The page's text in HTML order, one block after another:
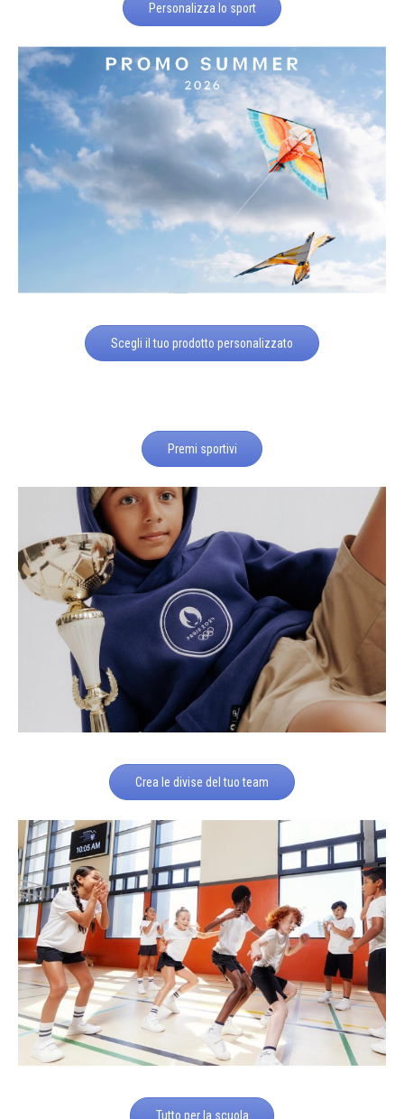
Personalizza lo sport
Scegli il tuo prodotto personalizzato
Premi sportivi
Crea le divise del tuo team
Tutto per la scuola